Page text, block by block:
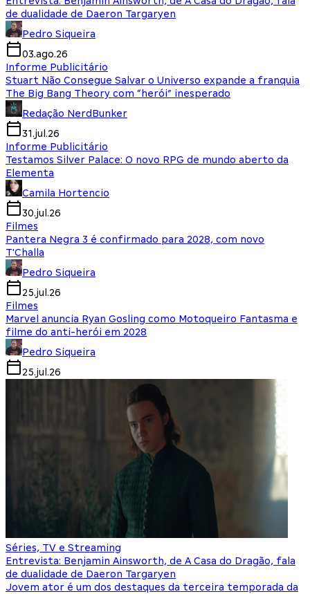
de dualidade de Daeron Targaryen
Pedro Siqueira
03.ago.26
Informe Publicitário
Stuart Não Consegue Salvar o Universo expande a franquia
The Big Bang Theory com “herói” inesperado
Redação NerdBunker
31.jul.26
Informe Publicitário
Testamos Silver Palace: O novo RPG de mundo aberto da
Elementa
Camila Hortencio
30.jul.26
Filmes
Pantera Negra 3 é confirmado para 2028, com novo
T'Challa
Pedro Siqueira
25.jul.26
Filmes
Marvel anuncia Ryan Gosling como Motoqueiro Fantasma e
filme do anti-herói em 2028
Pedro Siqueira
25.jul.26
Séries, TV e Streaming
Entrevista: Benjamin Ainsworth, de A Casa do Dragão, fala
de dualidade de Daeron Targaryen
Jovem ator é um dos destaques da terceira temporada da